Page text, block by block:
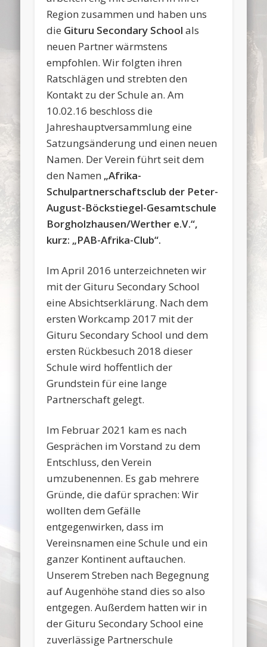
Region zusammen und haben uns
die Gituru Secondary School als
neuen Partner wärmstens
empfohlen. Wir folgten ihren
Ratschlägen und strebten den
Kontakt zu der Schule an. Am
10.02.16 beschloss die
Jahreshauptversammlung eine
Satzungsänderung und einen neuen
Namen. Der Verein führt seit dem
den Namen „Afrika-
Schulpartnerschaftsclub der Peter-
August-Böckstiegel-Gesamtschule
Borgholzhausen/Werther e.V.“,
kurz: „PAB-Afrika-Club“.
Im April 2016 unterzeichneten wir
mit der Gituru Secondary School
eine Absichtserklärung. Nach dem
ersten Workcamp 2017 mit der
Gituru Secondary School und dem
ersten Rückbesuch 2018 dieser
Schule wird hoffentlich der
Grundstein für eine lange
Partnerschaft gelegt.
Im Februar 2021 kam es nach
Gesprächen im Vorstand zu dem
Entschluss, den Verein
umzubenennen. Es gab mehrere
Gründe, die dafür sprachen: Wir
wollten dem Gefälle
entgegenwirken, dass im
Vereinsnamen eine Schule und ein
ganzer Kontinent auftauchen.
Unserem Streben nach Begegnung
auf Augenhöhe stand dies so also
entgegen. Außerdem hatten wir in
der Gituru Secondary School eine
zuverlässige Partnerschule